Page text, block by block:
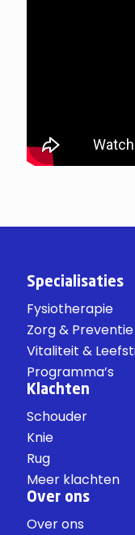
Specialisaties
Fysiotherapie
Zorg & Preventie
Vitaliteit &
Programma’s
Klachten
Schouder
Knie
Rug
Meer klachten
Over ons
Over ons